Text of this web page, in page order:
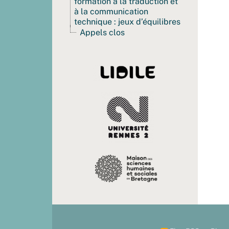
à la communication
technique : jeux d’équilibres
Appels clos